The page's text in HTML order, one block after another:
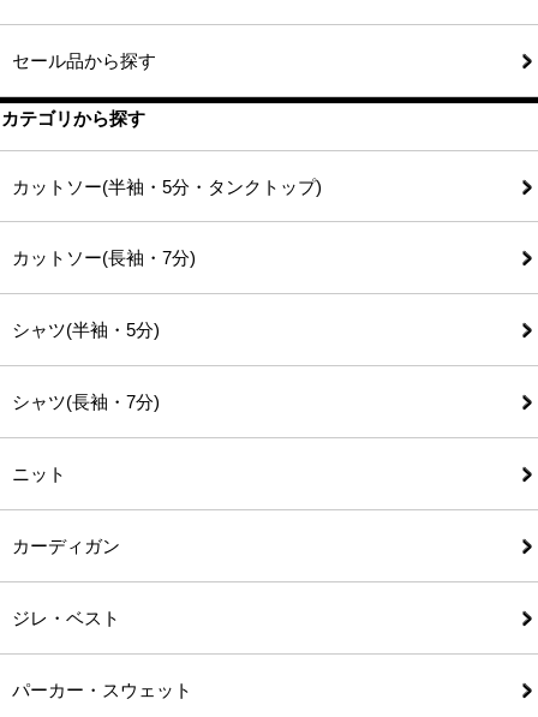
セール品から探す
カテゴリから探す
カットソー(半袖・5分・タンクトップ)
カットソー(長袖・7分)
シャツ(半袖・5分)
シャツ(長袖・7分)
ニット
カーディガン
ジレ・ベスト
パーカー・スウェット